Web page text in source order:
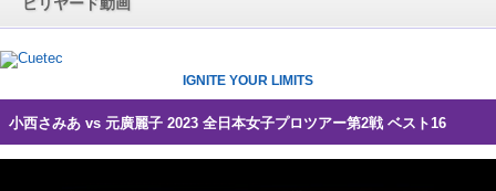
IGNITE YOUR LIMITS
小西さみあ vs 元廣麗子 2023 全日本女子プロツアー第2戦 ベスト16